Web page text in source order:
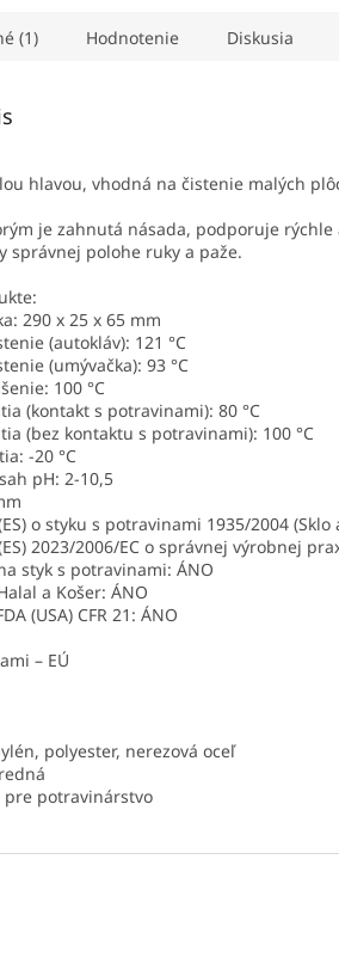
(1) Hodnotenie Diskusia
hlavou, vhodná na čistenie malých
je zahnutá násada, podporuje
správnej polohe ruky a paže.
290 x 25 x 65 mm
(autokláv): 121 °C
(umývačka): 93 °C
100 °C
(kontakt s potravinami): 80 °C
(bez kontaktu s potravinami): 100 °C
-20 °C
pH: 2-10,5
o styku s potravinami 1935/2004 (Sklo
2023/2006/EC o správnej výrobnej
styk s potravinami: ÁNO
a Košer: ÁNO
(USA) CFR 21: ÁNO
– EÚ
polyester, nerezová oceľ
pre potravinárstvo